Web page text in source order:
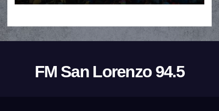
FM San Lorenzo 94.5